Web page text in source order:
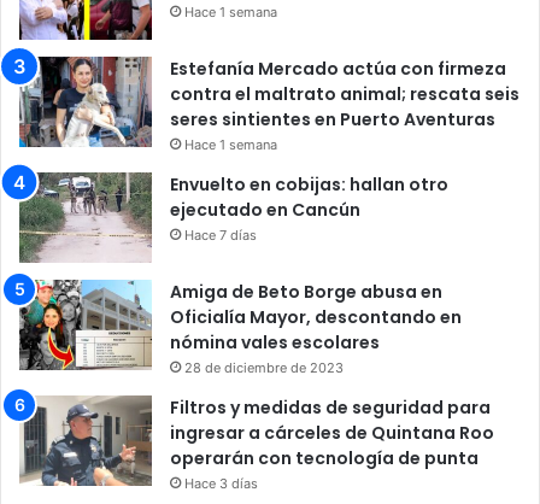
Hace 1 semana
Estefanía Mercado actúa con firmeza
contra el maltrato animal; rescata seis
seres sintientes en Puerto Aventuras
Hace 1 semana
Envuelto en cobijas: hallan otro
ejecutado en Cancún
Hace 7 días
Amiga de Beto Borge abusa en
Oficialía Mayor, descontando en
nómina vales escolares
28 de diciembre de 2023
Filtros y medidas de seguridad para
ingresar a cárceles de Quintana Roo
operarán con tecnología de punta
Hace 3 días